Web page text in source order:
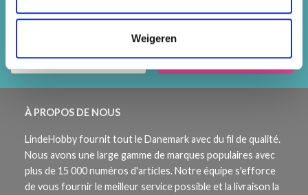
Weigeren
ingen!
Abonneren
À PROPOS DE NOUS
LindeHobby fournit tout le Danemark avec du fil de qualité.
Nous avons une large gamme de marques populaires avec
plus de 15 000 numéros d'articles. Notre équipe s'efforce
de vous fournir le meilleur service possible et la livraison la